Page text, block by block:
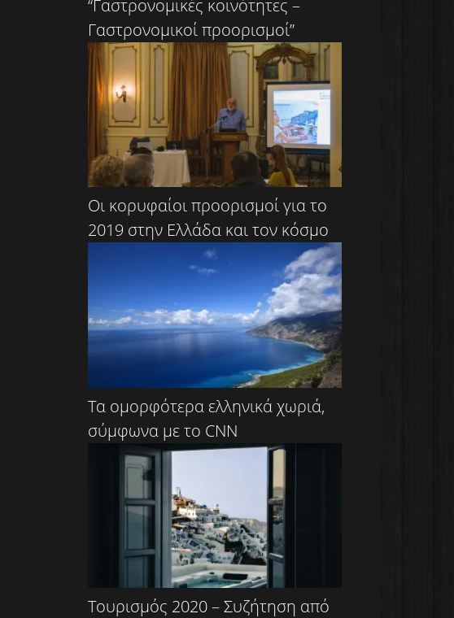
“Γαστρονομικές κοινότητες –
Γαστρονομικοί προορισμοί”
Οι κορυφαίοι προορισμοί για το
2019 στην Ελλάδα και τον κόσμο
Τα ομορφότερα ελληνικά χωριά,
σύμφωνα με το CNN
Τουρισμός 2020 – Συζήτηση από